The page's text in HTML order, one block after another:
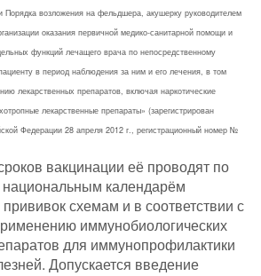
возложения на фельдшера, акушерку руководителем
оказания первичной медико-санитарной помощи и
функций лечащего врача по непосредственному
в период наблюдения за ним и его лечения, в том
лекарственных препаратов, включая наркотические
лекарственные препараты» (зарегистрирован
Федерации 28 апреля 2012 г., регистрационный номер №
вакцинации её проводят по
календарём
схемам и в соответствии с
иммунобиологических
для иммунопрофилактики
Допускается введение